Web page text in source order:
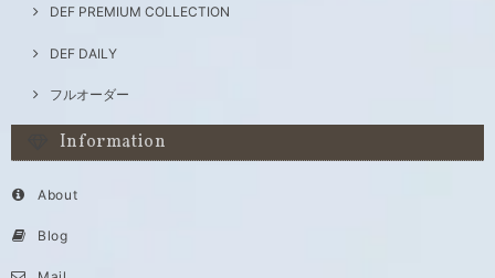
DEF PREMIUM COLLECTION
DEF DAILY
フルオーダー
Information
About
Blog